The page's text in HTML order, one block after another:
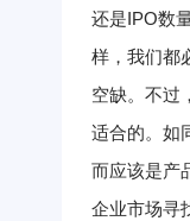
还是IPO数
样，我们都
空缺。 不过
适合的。如
而应该是产
企业市场寻